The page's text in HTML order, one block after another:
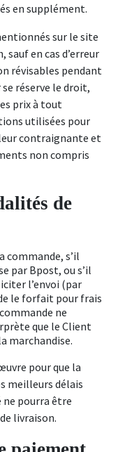
en supplément.
sur le site
en cas d’erreur
révisables pendant
réserve le droit,
prix à tout
utilisées pour
contraignante et
non compris
de
commande, s’il
par Bpost, ou s’il
l’envoi (par
le forfait pour frais
ne
que le Client
marchandise.
pour que la
meilleurs délais
ne pourra être
livraison.